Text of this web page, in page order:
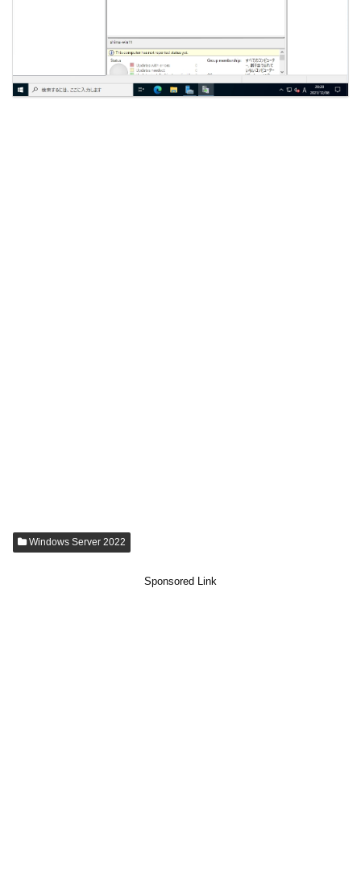
Windows Server 2022
Sponsored Link